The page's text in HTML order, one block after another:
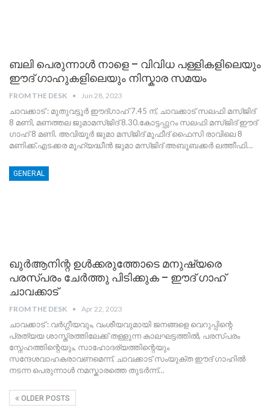
ബലി പെരുന്നാൾ നാളെ – വിവിധ പള്ളികളിലെയും
ഈദ് ഗാഹുകളിലെയും നിസ്കാര സമയം
FROM THE DESK Jun 28, 2023
ചാവക്കാട് : മുതുവട്ടൂർ ഈദ്ഗാഹ് 7.45 ന്, ചാവക്കാട് സലഫി മസ്ജിദ്
8 മണി, മണത്തല ജുമാമസ്ജിദ് 8.30.കോട്ടപ്പുറം സലഫി മസ്ജിദ് ഈദ്
ഗാഹ് 8 മണി. അവിയൂർ ജുമാ മസ്ജിദ് മുഫീദ് ഫൈസി രാവിലെ 8
മണിക്ക്.എടക്കര മൂഹ്യദ്ധീൻ ജുമാ മസ്ജിദ് അബൂബക്കർ ലത്തീഫി…
GENERAL
ഖുർആനിന്റ ഉൾക്കരുത്തോടെ മനുഷ്യരെ
പരസ്പരം ചേർത്തു പിടിക്കുക – ഈദ് ഗാഹ്
ചാവക്കാട്
FROM THE DESK Apr 22, 2023
ചാവക്കാട് : വർഗ്ഗീയവും, വംശീയവുമായി ജനങ്ങളെ വെറുപ്പിന്റെ
പ്രത്യയ ശാസ്ത്രത്തിലേക്ക് തള്ളുന്ന കാലഘട്ടത്തിൽ, പരസ്പരം
സ്നേഹത്തിന്റെയും, സാഹോദര്യത്തിന്റെയും
സന്ദേശവാഹകരാവണമെന്ന്, ചാവക്കാട് സംയുക്ത ഈദ് ഗാഹിൽ
നടന്ന പെരുന്നാൾ നമസ്കാരത്തെ തുടർന്ന്…
OLDER POSTS